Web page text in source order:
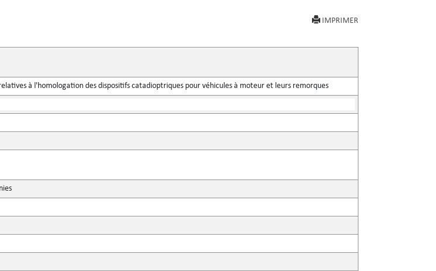
IMPRIMER
à l'homologation des dispositifs catadioptriques pour véhicules à moteur et leurs remorques